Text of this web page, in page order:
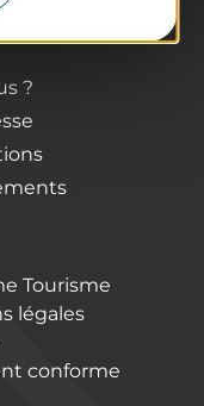
?
Tourisme
légales
conforme